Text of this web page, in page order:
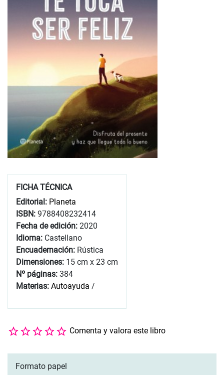
FICHA TÉCNICA
Editorial: Planeta
ISBN: 9788408232414
Fecha de edición: 2020
Idioma: Castellano
Encuadernación: Rústica
Dimensiones: 15 cm x 23 cm
Nº páginas: 384
Materias: Autoayuda /
Comenta y valora este libro
Formato papel